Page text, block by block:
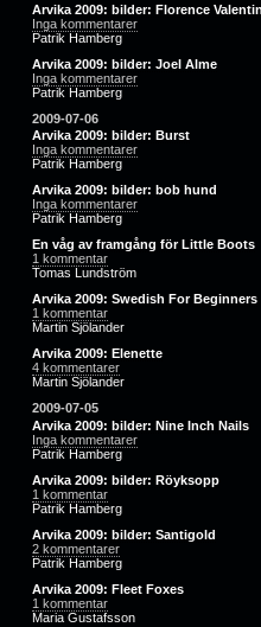
Arvika 2009: bilder: Florence Valentin
Inga kommentarer
Patrik Hamberg
Arvika 2009: bilder: Joel Alme
Inga kommentarer
Patrik Hamberg
2009-07-06
Arvika 2009: bilder: Burst
Inga kommentarer
Patrik Hamberg
Arvika 2009: bilder: bob hund
Inga kommentarer
Patrik Hamberg
En våg av framgång för Little Boots
1 kommentar
Tomas Lundström
Arvika 2009: Swedish For Beginners
1 kommentar
Martin Sjölander
Arvika 2009: Elenette
4 kommentarer
Martin Sjölander
2009-07-05
Arvika 2009: bilder: Nine Inch Nails
Inga kommentarer
Patrik Hamberg
Arvika 2009: bilder: Röyksopp
1 kommentar
Patrik Hamberg
Arvika 2009: bilder: Santigold
2 kommentarer
Patrik Hamberg
Arvika 2009: Fleet Foxes
1 kommentar
Maria Gustafsson